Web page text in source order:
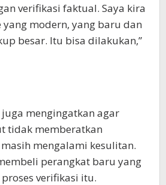
verifikasi faktual. Saya kira
modern, yang baru dan
besar. Itu bisa dilakukan,”
mengingatkan agar
tidak memberatkan
mengalami kesulitan.
perangkat baru yang
verifikasi itu.